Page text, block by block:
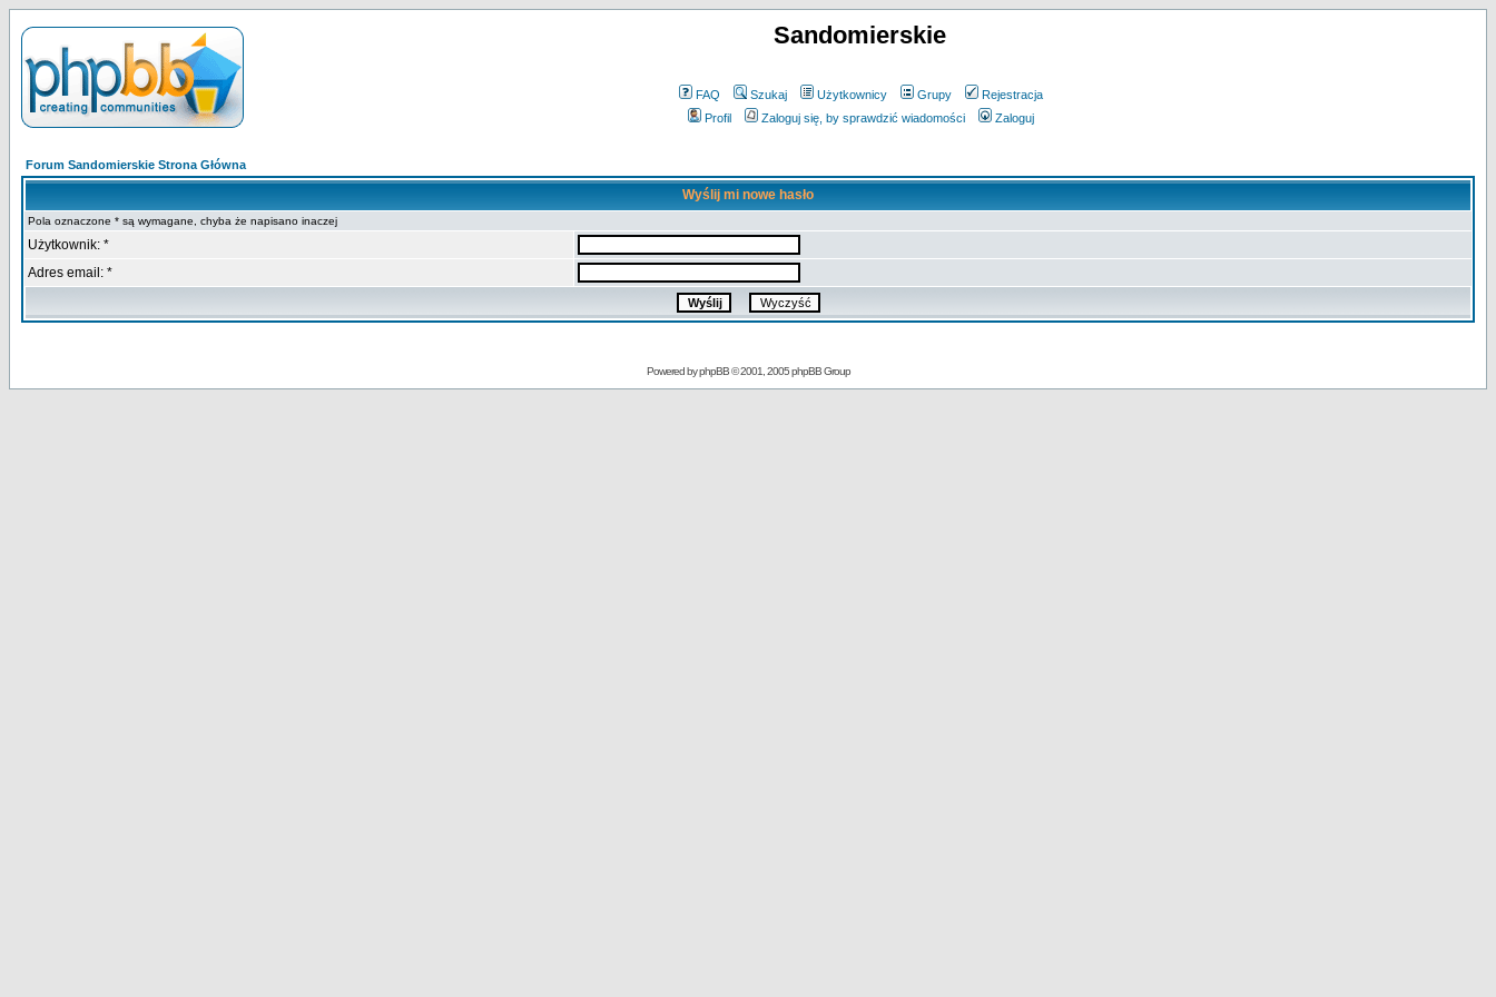
Sandomierskie
FAQ Szukaj Użytkownicy Grupy
Rejestracja
Profil
Zaloguj się, by sprawdzić wiadomości Zaloguj
Forum Sandomierskie Strona Główna
Wyślij mi nowe hasło
Pola oznaczone * są wymagane, chyba że napisano inaczej
Użytkownik: *
Adres email: *
Powered byphpBB© 2001, 2005 phpBB Group